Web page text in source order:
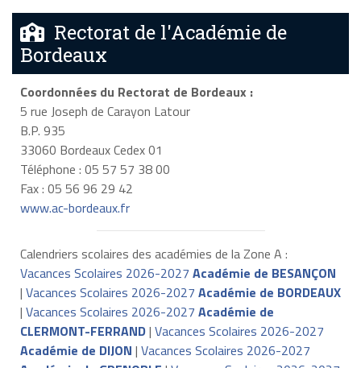
Rectorat de l'Académie de
Bordeaux
Coordonnées du Rectorat de Bordeaux :
5 rue Joseph de Carayon Latour
B.P. 935
33060 Bordeaux Cedex 01
Téléphone : 05 57 57 38 00
Fax : 05 56 96 29 42
www.ac-bordeaux.fr
Calendriers scolaires des académies de la Zone A :
Vacances Scolaires 2026-2027 Académie de BESANÇON
| Vacances Scolaires 2026-2027 Académie de BORDEAUX
| Vacances Scolaires 2026-2027 Académie de
CLERMONT-FERRAND| Vacances Scolaires 2026-2027
Académie de DIJON | Vacances Scolaires 2026-2027